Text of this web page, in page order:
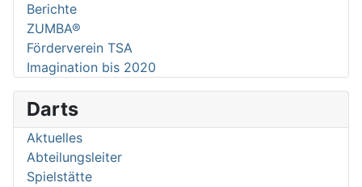
Berichte
ZUMBA®
Förderverein TSA
Imagination bis 2020
Darts
Aktuelles
Abteilungsleiter
Spielstätte